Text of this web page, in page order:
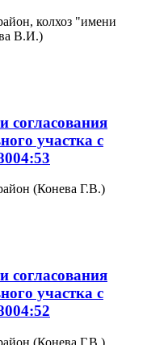
колхоз "имени
В.И.)
согласования
участка с
(Конева Г.В.)
согласования
участка с
(Конева Г.В.)